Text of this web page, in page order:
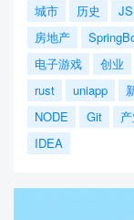
城市
历史 JS
房地产
电子游戏
创业
rust
uniapp
NODE
Git
IDEA